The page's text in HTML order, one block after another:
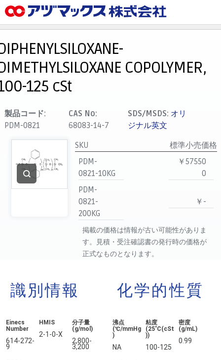
お気に入り
カート
マイアカウント
主要取扱ブランド
代理店一覧
製品検索
見積発行
COPOLYMER,
125 cSt
製品コード:
PDM-0821
CAS No:
68083-14-7
SDS/MSDS: オリ
ジナル英文
SKU
標準小売価格
PDM-
0821-10KG
￥57550
0
PDM-
0821-
200KG
￥-
掲載の価格は情報が古い可能性がありま
す。見積・受注確認書の発行時の価格が
正式なものとなります。
識別情報
Einecs
Number
614-272-
9
HMIS
2-1-0-X
分子量
(g/mol)
2,800-
3,200
化学的性質
沸点
(℃/mmHg
)
NA
粘度
(25˚C(cSt
))
100-125
密度
(g/mL)
0.99